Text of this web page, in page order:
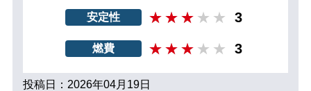
安定性 3
燃費 3
投稿日：2026年04月19日